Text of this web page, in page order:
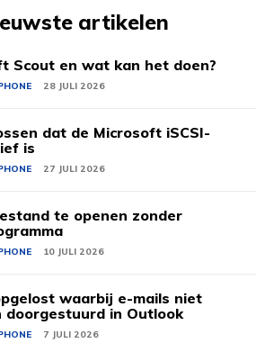
artikelen
Scout en wat kan het doen?
28 JULI 2026
dat de Microsoft iSCSI-
is
27 JULI 2026
te openen zonder
10 JULI 2026
waarbij e-mails niet
doorgestuurd in Outlook
7 JULI 2026